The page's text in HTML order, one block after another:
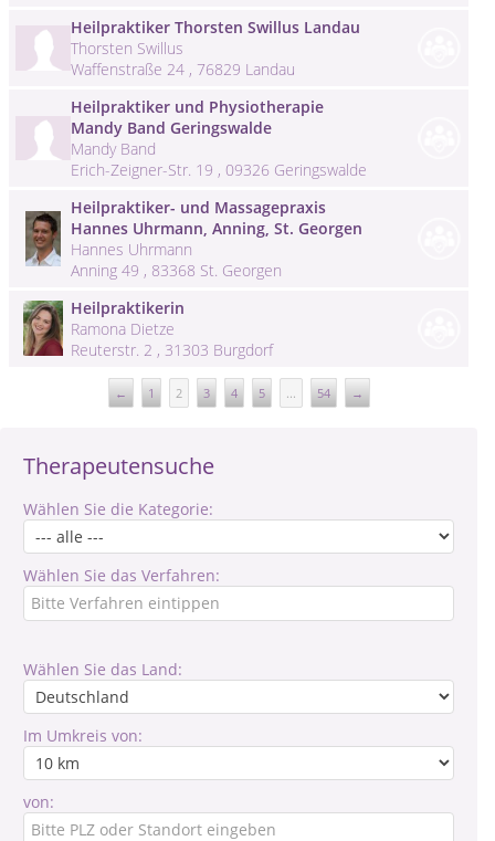
Therapeutensuche
Wählen Sie die Kategorie:
Wählen Sie das Verfahren:
Wählen Sie das Land:
Im Umkreis von:
von:
Heilpraktiker Thorsten Swillus Landau
Thorsten Swillus
Waffenstraße 24 , 76829 Landau
Heilpraktiker und Physiotherapie
Mandy Band Geringswalde
Mandy Band
Erich-Zeigner-Str. 19 , 09326 Geringswalde
Heilpraktiker- und Massagepraxis
Hannes Uhrmann, Anning, St. Georgen
Hannes Uhrmann
Anning 49 , 83368 St. Georgen
Heilpraktikerin
Ramona Dietze
Reuterstr. 2 , 31303 Burgdorf
← 1 2 3 4 5 ... 54 →